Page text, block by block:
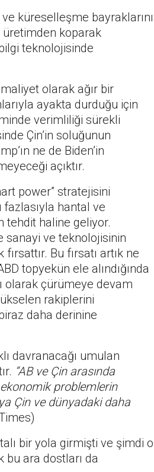
küreselleşme bayraklarını
koparak
teknolojisinde
olarak ağır bir
ayakta durduğu için
verimliliği sürekli
Çin’in soluğunun
ne de Biden’in
açıktır.
power” stratejisini
hantal ve
tehdit haline geliyor.
sanayi ve teknolojisinin
Bu fırsatı artık ne
topyekün ele alındığında
olarak çürümeye devam
rakiplerini
daha derinine
davranacağı umulan
“AB ve Çin arasında
problemlerin
Çin ve dünyadaki daha
bir yola girmişti ve şimdi o
bu ara dostları da